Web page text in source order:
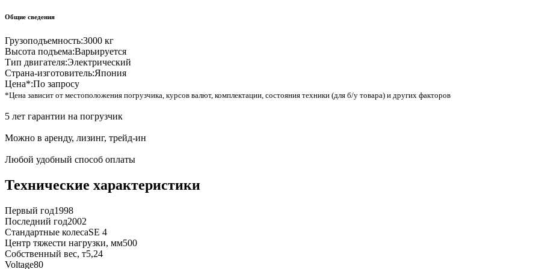
Общие сведения
Грузоподъемность:3000 кг
Высота подъема:Варьируется
Тип двигателя:Электрический
Страна-изготовитель:Япония
Цена*:По запросу
*Цена зависит от местоположения погрузчика, курсов валют, комплектации, состояния техники (для б/у товара) и других факторов
5 лет гарантии на погрузчик
Можно в аренду, лизинг, трейд-ин
Любой удобный способ оплаты
Технические характеристики
Первый год1998
Последний год2002
Стандартные колесаSE 4
Центр тяжести нагрузки, мм500
Собственный вес, т5,24
Voltage80